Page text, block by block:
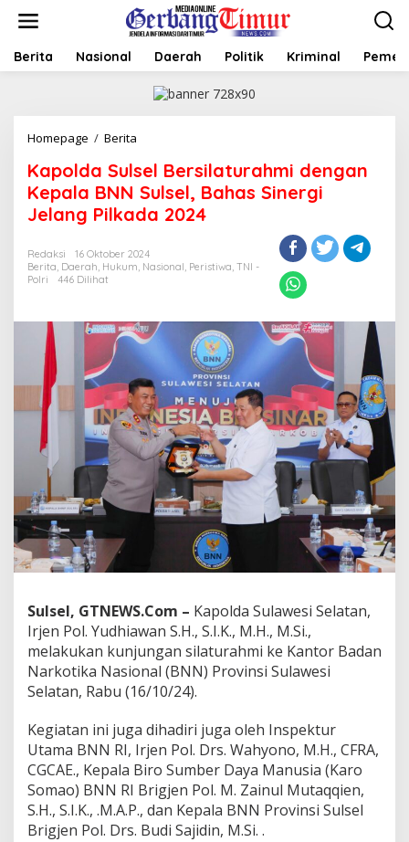
t
Berita Nasional Daerah Politik Kriminal
Homepage / Berita
p
o
d
S
u
e
l
B
e
r
s
i
l
a
u
r
a
n
g
a
K
e
a
l
a
B
N
N
S
Kapolda Sulsel Bersilaturahmi dengan
Kepala BNN Sulsel, Bahas Sinergi
Jelang Pilkada 2024
Redaksi
16 Oktober 2024
Berita, Daerah, Hukum, Nasional, Peristiwa, TNI -
Polri
446 Dilihat
Sulsel, GTNEWS.Com – Kapolda Sulawesi Selatan,
Irjen Pol. Yudhiawan S.H., S.I.K., M.H., M.Si.,
melakukan kunjungan silaturahmi ke Kantor Badan
Narkotika Nasional (BNN) Provinsi Sulawesi
Selatan, Rabu (16/10/24).
Kegiatan ini juga dihadiri juga oleh Inspektur
Utama BNN RI, Irjen Pol. Drs. Wahyono, M.H., CFRA,
CGCAE., Kepala Biro Sumber Daya Manusia (Karo
Somao) BNN RI Brigjen Pol. M. Zainul Mutaqqien,
S.H., S.I.K., .M.A.P., dan Kepala BNN Provinsi Sulsel
Brigjen Pol. Drs. Budi Sajidin, M.Si. .